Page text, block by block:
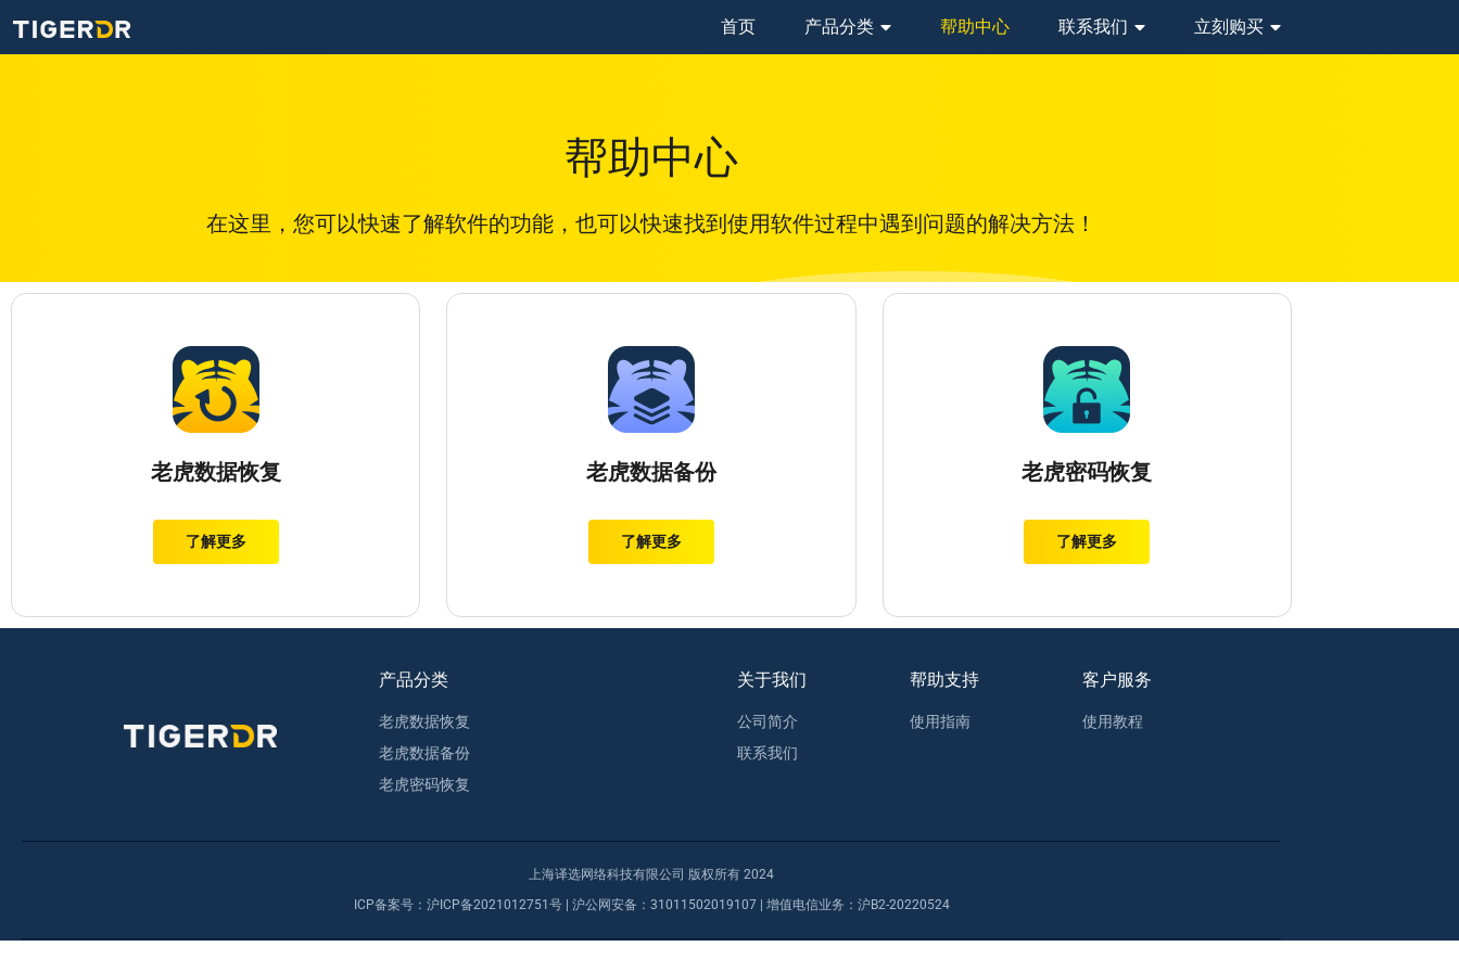
首页 产品分类 帮助中心 联系我们 立刻购买
帮助中心
在这里，您可以快速了解软件的功能，也可以快速找到使用软件过程中遇到问题的解决方法！
老虎数据恢复
了解更多
老虎数据备份
了解更多
老虎密码恢复
了解更多
产品分类
老虎数据恢复
老虎数据备份
老虎密码恢复
关于我们
公司简介
联系我们
帮助支持
使用指南
客户服务
使用教程
上海译选网络科技有限公司 版权所有 2024
ICP备案号： 沪ICP备2021012751号| 沪公网安备： 31011502019107| 增值电信业务： 沪B2-20220524